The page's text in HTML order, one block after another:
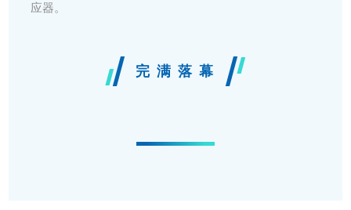
应器。
完 满 落 幕